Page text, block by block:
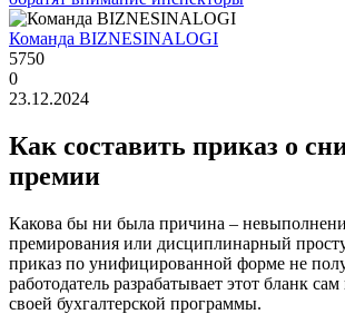
Команда BIZNESINALOGI
5750
0
23.12.2024
Как составить приказ о
премии
Какова бы ни была причина –
премирования или дисциплинарный
приказ по унифицированной форме не
работодатель разрабатывает этот бланк
своей бухгалтерской программы.